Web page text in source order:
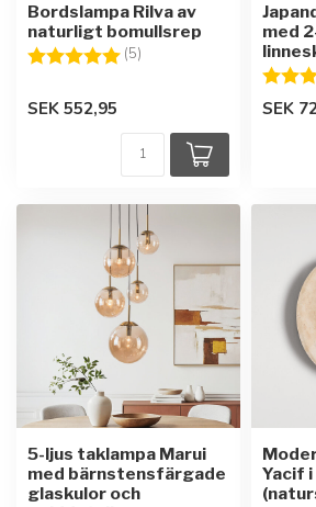
Bordslampa Rilva av
naturligt bomullsrep
Betyg:
(5) 5.0 utav 5 stjärnor
SEK 552,95
med
Betyg:
SEK
5-ljus taklampa Marui
med bärnstensfärgade
glaskulor och
Yacif